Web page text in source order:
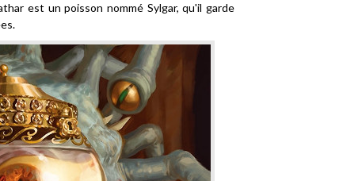
est un poisson nommé Sylgar, qu'il garde